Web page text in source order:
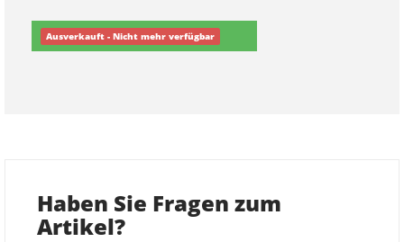
Ausverkauft - Nicht mehr verfügbar
Haben Sie Fragen zum
Artikel?